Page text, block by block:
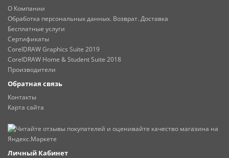
О Компании
Обработка персональных данных. Возврат. Доставка
Бесплатные услуги
Сертификаты
CorelDRAW Graphics Suite 2019
CorelDRAW Home & Student Suite 2018
Производители
Обратная связь
Контакты
Карта сайта
Личный Кабинет